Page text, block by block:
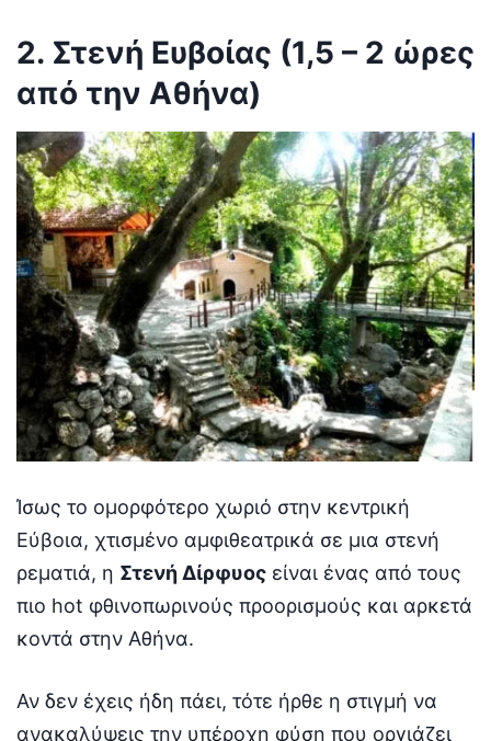
2. Στενή Ευβοίας (1,5 – 2 ώρες
από την Αθήνα)
Ίσως το ομορφότερο χωριό στην κεντρική
Εύβοια, χτισμένο αμφιθεατρικά σε μια στενή
ρεματιά, η Στενή Δίρφυος είναι ένας από τους
πιο hot φθινοπωρινούς προορισμούς και αρκετά
κοντά στην Αθήνα.
Αν δεν έχεις ήδη πάει, τότε ήρθε η στιγμή να
ανακαλύψεις την υπέροχη φύση που οργιάζει